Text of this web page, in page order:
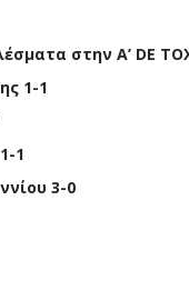
στην Α’ DE
1-1
1
3-0